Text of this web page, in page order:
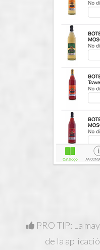
PRO TIP: La
de la